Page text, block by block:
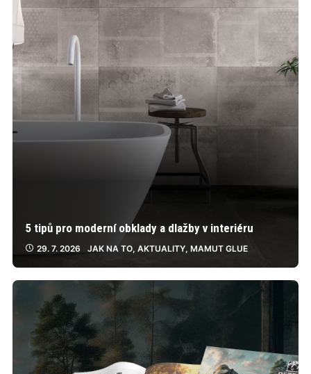
5 tipů pro moderní obklady a dlažby v interiéru
29. 7. 2026 JAK NA TO, AKTUALITY, MAMUT GLUE